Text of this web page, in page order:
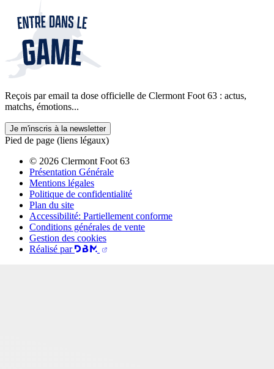
Reçois par email ta dose officielle de Clermont Foot 63 : actus,
matchs, émotions...
Je m'inscris à la newsletter
Pied de page (liens légaux)
© 2026 Clermont Foot 63
Présentation Générale
Mentions légales
Politique de confidentialité
Plan du site
Accessibilité: Partiellement conforme
Conditions générales de vente
Gestion des cookies
Réalisé par